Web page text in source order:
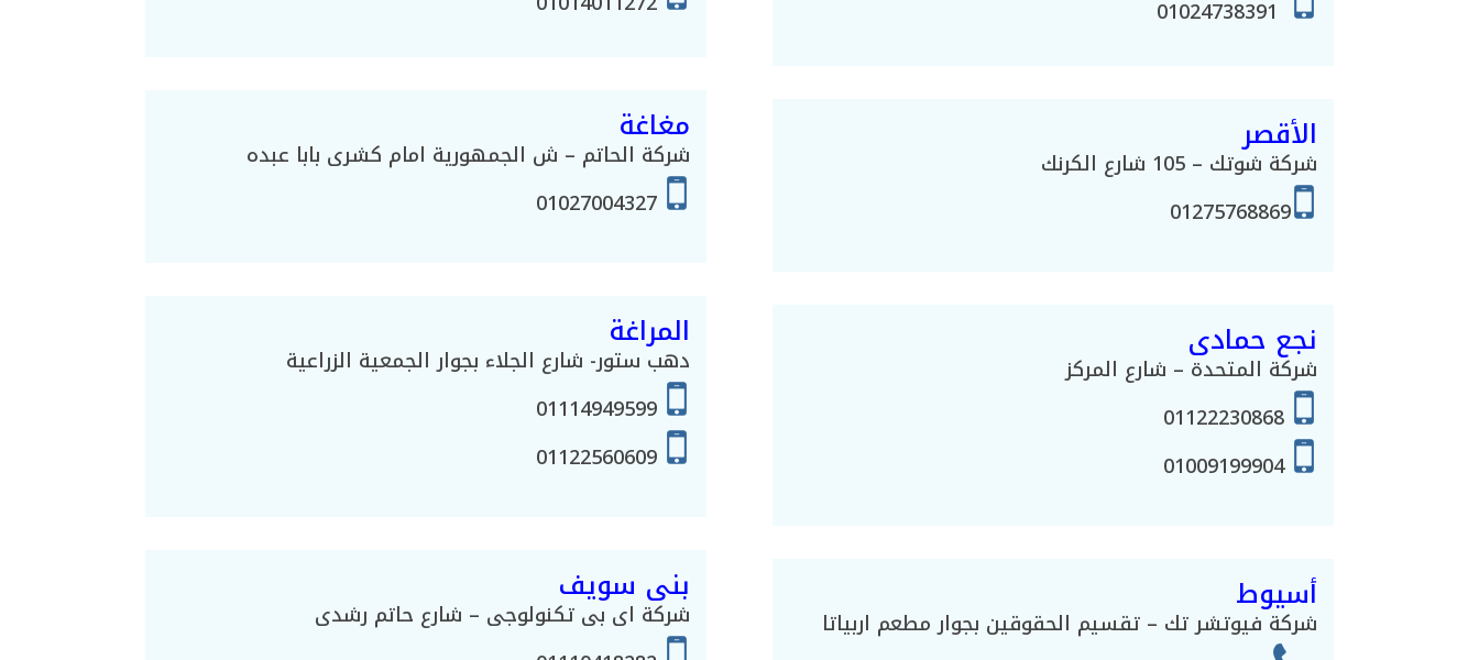
الأقصر
شركة شوتك – 105 شارع الكرنك
01275768869
نجع حمادى
شركة المتحدة – شارع المركز
01009199904
أسيوط
شركة فيوتشر تك – تقسيم الحقوقين بجوار مطعم اربياتا
مغاغة
شركة الحاتم – ش الجمهورية امام كشرى بابا عبده
المراغة
دهب ستور- شارع الجلاء بجوار الجمعية الزراعية
بنى سويف
شركة اى بى تكنولوجى – شارع حاتم رشدى